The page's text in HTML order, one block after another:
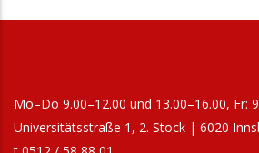
Mo–Do 9.00–12.00 und 13.00–16.00, Fr:
Universitätsstraße 1, 2. Stock | 6020